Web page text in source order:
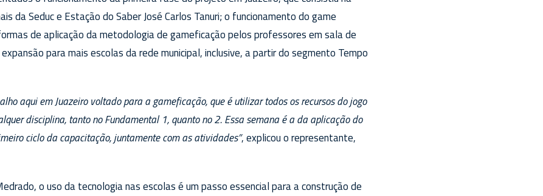
da Seduc e Estação do Saber José Carlos Tanuri; o funcionamento do game
de aplicação da metodologia de gameficação pelos professores em sala de
para mais escolas da rede municipal, inclusive, a partir do segmento Tempo
aqui em Juazeiro voltado para a gameficação, que é utilizar todos os recursos do jogo
disciplina, tanto no Fundamental 1, quanto no 2. Essa semana é a da aplicação do
ciclo da capacitação, juntamente com as atividades”, explicou o representante,
o uso da tecnologia nas escolas é um passo essencial para a construção de